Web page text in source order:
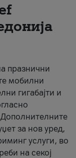
празнични
мобилни
гигабајти и
за нов уред,
услуги, во
на секој